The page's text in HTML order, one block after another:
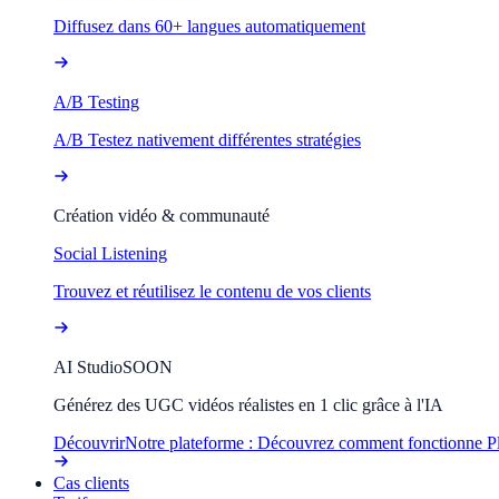
Diffusez dans 60+ langues automatiquement
A/B Testing
A/B Testez nativement différentes stratégies
Création vidéo & communauté
Social Listening
Trouvez et réutilisez le contenu de vos clients
AI StudioSOON
Générez des UGC vidéos réalistes en 1 clic grâce à l'IA
DécouvrirNotre plateforme : Découvrez comment fonctionne
Cas clients